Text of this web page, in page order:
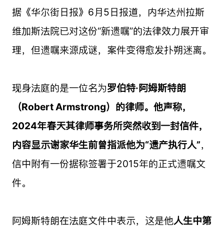
据《华尔街日报》6月5日报道，内华达州拉斯
维加斯法院已对这份“新遗嘱”的法律效力展开审
理，但遗嘱来源成谜，案件变得愈发扑朔迷离。
现身法庭的是一位名为罗伯特·阿姆斯特朗
（Robert Armstrong）的律师。他声称，
2024年春天其律师事务所突然收到一封信件，
内容显示谢家华生前曾指派他为“遗产执行人”，
信中附有一份据称签署于2015年的正式遗嘱文
件。
阿姆斯特朗在法庭文件中表示，这是他人生中第